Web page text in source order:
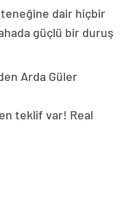
dair hiçbir
güçlü bir duruş
Arda Güler
teklif var! Real